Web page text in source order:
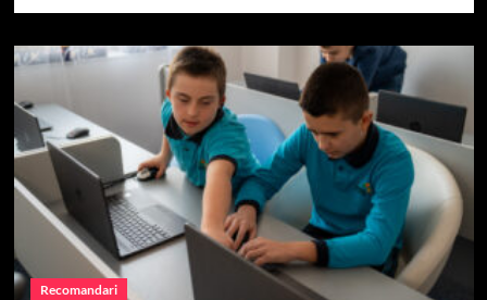
Ghid
de
vară
în
sezonul
rece
Recomandari